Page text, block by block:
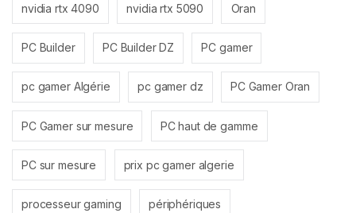
nvidia rtx 4090 nvidia rtx 5090 Oran
PC Builder PC Builder DZ PC gamer
pc gamer Algérie pc gamer dz PC Gamer Oran
PC Gamer sur mesure PC haut de gamme
PC sur mesure prix pc gamer algerie
processeur gaming périphériques